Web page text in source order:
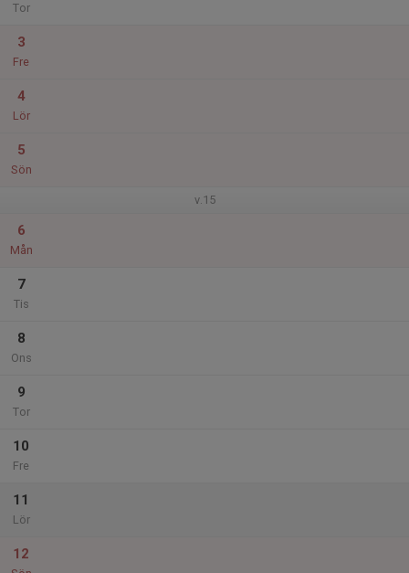
Tor
3
Fre
4
Lör
5
Sön
v.15
6
Mån
7
Tis
8
Ons
9
Tor
10
Fre
11
Lör
12